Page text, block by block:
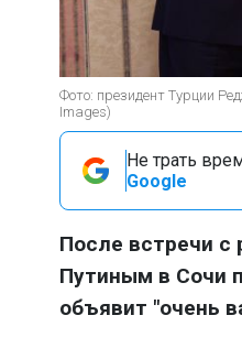
Фото: президент Турции
Images)
Не трать
Google
После встречи
Путиным в Сочи
объявит "очень